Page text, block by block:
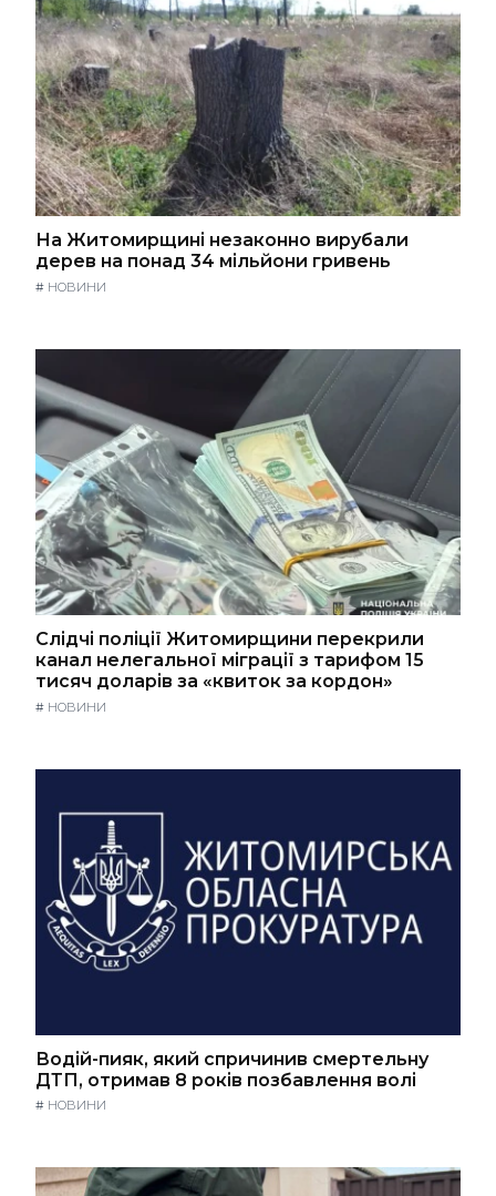
На Житомирщині незаконно вирубали
дерев на понад 34 мільйони гривень
# НОВИНИ
Слідчі поліції Житомирщини перекрили
канал нелегальної міграції з тарифом 15
тисяч доларів за «квиток за кордон»
# НОВИНИ
Водій-пияк, який спричинив смертельну
ДТП, отримав 8 років позбавлення волі
# НОВИНИ